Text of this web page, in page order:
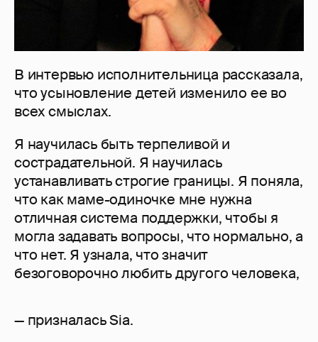
В интервью исполнительница рассказала,
что усыновление детей изменило ее во
всех смыслах.
Я научилась быть терпеливой и
сострадательной. Я научилась
устанавливать строгие границы. Я поняла,
что как маме-одиночке мне нужна
отличная система поддержки, чтобы я
могла задавать вопросы, что нормально, а
что нет. Я узнала, что значит
безоговорочно любить другого человека,
— призналась Sia.